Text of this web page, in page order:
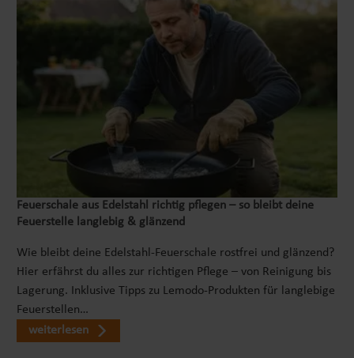
Feuerschale aus Edelstahl richtig pflegen – so bleibt deine
Feuerstelle langlebig & glänzend
Wie bleibt deine Edelstahl-Feuerschale rostfrei und glänzend?
Hier erfährst du alles zur richtigen Pflege – von Reinigung bis
Lagerung. Inklusive Tipps zu Lemodo-Produkten für langlebige
Feuerstellen…
weiterlesen